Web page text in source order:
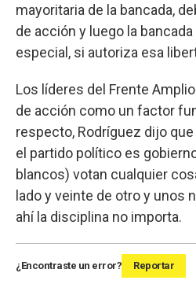
mayoritaria de la bancada,
de acción y luego la
especial, si autoriza esa
Los líderes del Frente
de acción como un factor
respecto, Rodríguez dijo
el partido político es
blancos) votan cualquier
lado y veinte de otro y unos
ahí la disciplina no importa.
¿Encontraste un error? Reportar